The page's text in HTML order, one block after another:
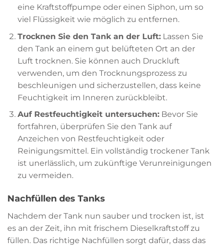
eine Kraftstoffpumpe oder einen Siphon, um so
viel Flüssigkeit wie möglich zu entfernen.
Trocknen Sie den Tank an der Luft:Lassen Sie
den Tank an einem gut belüfteten Ort an der
Luft trocknen. Sie können auch Druckluft
verwenden, um den Trocknungsprozess zu
beschleunigen und sicherzustellen, dass keine
Feuchtigkeit im Inneren zurückbleibt.
Auf Restfeuchtigkeit untersuchen:Bevor Sie
fortfahren, überprüfen Sie den Tank auf
Anzeichen von Restfeuchtigkeit oder
Reinigungsmittel. Ein vollständig trockener Tank
ist unerlässlich, um zukünftige Verunreinigungen
zu vermeiden.
Nachfüllen des Tanks
Nachdem der Tank nun sauber und trocken ist, ist
es an der Zeit, ihn mit frischem Dieselkraftstoff zu
füllen. Das richtige Nachfüllen sorgt dafür, dass das